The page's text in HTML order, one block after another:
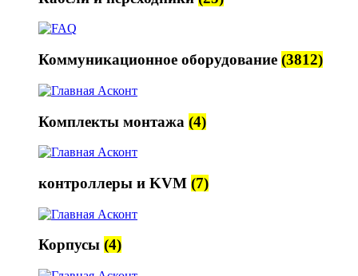
Коммуникационное оборудование (3812)
Комплекты монтажа (4)
контроллеры и KVM (7)
Корпусы (4)